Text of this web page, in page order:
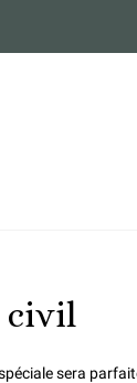
civil
sera